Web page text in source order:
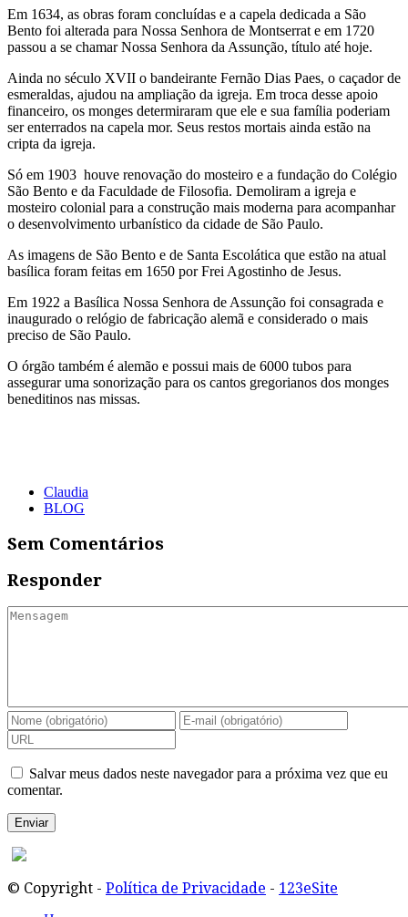
Em 1634, as obras foram concluídas e a capela dedicada a São
Bento foi alterada para Nossa Senhora de Montserrat e em 1720
passou a se chamar Nossa Senhora da Assunção, título até hoje.
Ainda no século XVII o bandeirante Fernão Dias Paes, o caçador de
esmeraldas, ajudou na ampliação da igreja. Em troca desse apoio
financeiro, os monges determiraram que ele e sua família poderiam
ser enterrados na capela mor. Seus restos mortais ainda estão na
cripta da igreja.
Só em 1903 houve renovação do mosteiro e a fundação do Colégio
São Bento e da Faculdade de Filosofia. Demoliram a igreja e
mosteiro colonial para a construção mais moderna para acompanhar
o desenvolvimento urbanístico da cidade de São Paulo.
As imagens de São Bento e de Santa Escolática que estão na atual
basílica foram feitas em 1650 por Frei Agostinho de Jesus.
Em 1922 a Basílica Nossa Senhora de Assunção foi consagrada e
inaugurado o relógio de fabricação alemã e considerado o mais
preciso de São Paulo.
O órgão também é alemão e possui mais de 6000 tubos para
assegurar uma sonorização para os cantos gregorianos dos monges
beneditinos nas missas.
Claudia
BLOG
Sem Comentários
Responder
Salvar meus dados neste navegador para a próxima vez que eu
comentar.
© Copyright - Política de Privacidade - 123eSite